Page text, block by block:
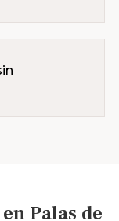
Palas de